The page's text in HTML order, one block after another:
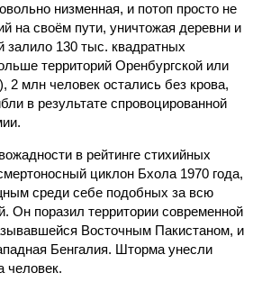
низменная, и потоп просто не
на своём пути, уничтожая деревни и
залило 130 тыс. квадратных
территорий Оренбургской или
2 млн человек остались без крова,
в результате спровоцированной
в рейтинге стихийных
циклон Бхола 1970 года,
среди себе подобных за всю
Он поразил территории современной
Восточным Пакистаном, и
Бенгалия. Шторма унесли
человек.